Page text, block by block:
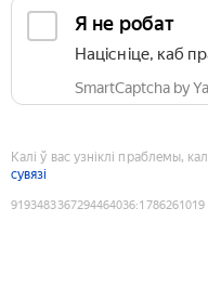
Я не робат
Націсніце, каб
SmartCaptcha by
Калі ў вас узніклі праблемы,
сувязі
9193483367294464036:1786261019